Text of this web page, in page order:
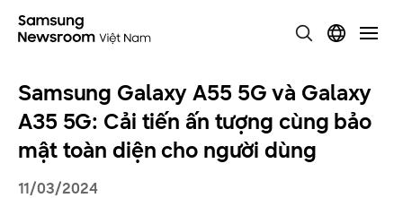
Samsung Galaxy A55 5G và Galaxy
A35 5G: Cải tiến ấn tượng cùng bảo
mật toàn diện cho người dùng
11/03/2024